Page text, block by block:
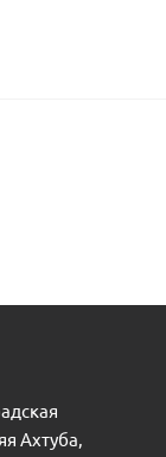
Ахтуба,